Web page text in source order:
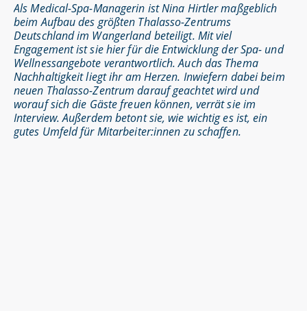
Als Medical-Spa-Managerin ist Nina Hirtler maßgeblich
beim Aufbau des größten Thalasso-Zentrums
Deutschland im Wangerland beteiligt. Mit viel
Engagement ist sie hier für die Entwicklung der Spa- und
Wellnessangebote verantwortlich. Auch das Thema
Nachhaltigkeit liegt ihr am Herzen. Inwiefern dabei beim
neuen Thalasso-Zentrum darauf geachtet wird und
worauf sich die Gäste freuen können, verrät sie im
Interview. Außerdem betont sie, wie wichtig es ist, ein
gutes Umfeld für Mitarbeiter:innen zu schaffen.